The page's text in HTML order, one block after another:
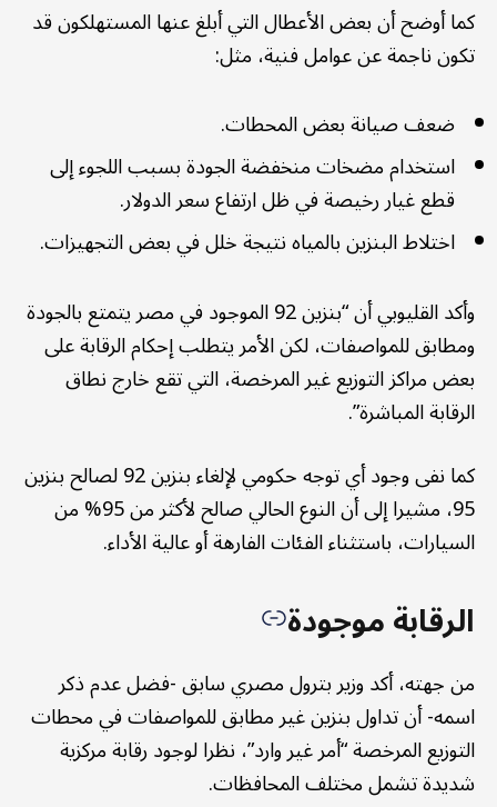
كما أوضح أن بعض الأعطال التي أبلغ عنها المستهلكون قد
تكون ناجمة عن عوامل فنية، مثل:
ضعف صيانة بعض المحطات.
استخدام مضخات منخفضة الجودة بسبب اللجوء إلى
قطع غيار رخيصة في ظل ارتفاع سعر الدولار.
اختلاط البنزين بالمياه نتيجة خلل في بعض التجهيزات.
وأكد القليوبي أن “بنزين 92 الموجود في مصر يتمتع بالجودة
ومطابق للمواصفات، لكن الأمر يتطلب إحكام الرقابة على
بعض مراكز التوزيع غير المرخصة، التي تقع خارج نطاق
الرقابة المباشرة”.
كما نفى وجود أي توجه حكومي لإلغاء بنزين 92 لصالح بنزين
95، مشيرا إلى أن النوع الحالي صالح لأكثر من 95% من
السيارات، باستثناء الفئات الفارهة أو عالية الأداء.
الرقابة موجودة
من جهته، أكد وزير بترول مصري سابق -فضل عدم ذكر
اسمه- أن تداول بنزين غير مطابق للمواصفات في محطات
التوزيع المرخصة “أمر غير وارد”، نظرا لوجود رقابة مركزية
شديدة تشمل مختلف المحافظات.